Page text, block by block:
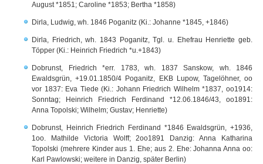
August *1851; Caroline *1853; Bertha *1858)
Dirla, Ludwig, wh. 1846 Poganitz (Ki.: Johanne *1845, +1846)
Dirla, Friedrich, wh. 1843 Poganitz, Tgl. u. Ehefrau Henriette geb.
Töpper (Ki.: Heinrich Friedrich *u.+1843)
Dobrunst, Friedrich *err. 1783, wh. 1837 Sanskow, wh. 1846
Ewaldsgrün, +19.01.1850/4 Poganitz, EKB Lupow, Tagelöhner, oo
vor 1837: Eva Tiede (Ki.: Johann Friedrich Wilhelm *1837, oo1914:
Sonntag; Heinrich Friedrich Ferdinand *12.06.1846/43, oo1891:
Anna Topolski; Wilhelm; Gustav; Henriette)
Dobrunst, Heinrich Friedrich Ferdinand *1846 Ewaldsgrün, +1936,
1oo. Mathilde Victoria Wolff; 2oo1891 Danzig: Anna Katharina
Topolski (mehrere Kinder aus 1. Ehe; aus 2. Ehe: Johanna Anna oo:
Karl Pawlowski; weitere in Danzig, später Berlin)